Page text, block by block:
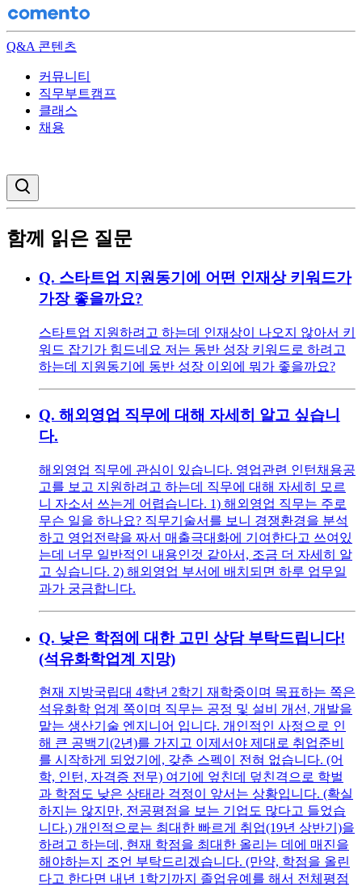
Q&A 콘텐츠
커뮤니티
직무부트캠프
클래스
채용
함께 읽은 질문
Q. 스타트업 지원동기에 어떤 인재상 키워드가
가장 좋을까요?
스타트업 지원하려고 하는데 인재상이 나오지 않아서 키
워드 잡기가 힘드네요 저는 동반 성장 키워드로 하려고
하는데 지원동기에 동반 성장 이외에 뭐가 좋을까요?
Q. 해외영업 직무에 대해 자세히 알고 싶습니
다.
해외영업 직무에 관심이 있습니다. 영업관련 인턴채용공
고를 보고 지원하려고 하는데 직무에 대해 자세히 모르
니 자소서 쓰는게 어렵습니다. 1) 해외영업 직무는 주로
무슨 일을 하나요? 직무기술서를 보니 경쟁환경을 분석
하고 영업전략을 짜서 매출극대화에 기여한다고 쓰여있
는데 너무 일반적인 내용인것 같아서, 조금 더 자세히 알
고 싶습니다. 2) 해외영업 부서에 배치되면 하루 업무일
과가 궁금합니다.
Q. 낮은 학점에 대한 고민 상담 부탁드립니다!
(석유화학업계 지망)
현재 지방국립대 4학년 2학기 재학중이며 목표하는 쪽은
석유화학 업계 쪽이며 직무는 공정 및 설비 개선, 개발을
맡는 생산기술 엔지니어 입니다. 개인적인 사정으로 인
해 큰 공백기(2년)를 가지고 이제서야 제대로 취업준비
를 시작하게 되었기에, 갖춘 스펙이 전혀 없습니다. (어
학, 인턴, 자격증 전무) 여기에 엎친데 덮친격으로 학벌
과 학점도 낮은 상태라 걱정이 앞서는 상황입니다. (확실
하지는 않지만, 전공평점을 보는 기업도 많다고 들었습
니다.) 개인적으로는 최대한 빠르게 취업(19년 상반기)을
하려고 하는데, 현재 학점을 최대한 올리는 데에 매진을
해야하는지 조언 부탁드리겠습니다. (만약, 학점을 올린
다고 한다면 내년 1학기까지 졸업유예를 해서 전체평점